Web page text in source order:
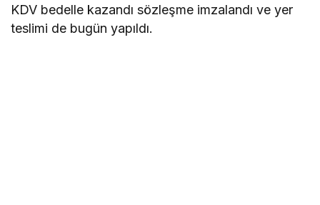
KDV bedelle kazandı sözleşme imzalandı ve yer
teslimi de bugün yapıldı.